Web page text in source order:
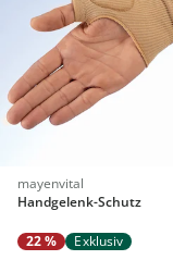
mayenvital
Handgelenk-Schutz
22 % Exklusiv